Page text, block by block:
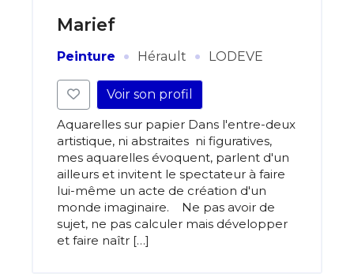
Marief
Peinture · Hérault · LODEVE
Voir son profil
Aquarelles sur papier Dans l'entre-deux
artistique, ni abstraites ni figuratives,
mes aquarelles évoquent, parlent d'un
ailleurs et invitent le spectateur à faire
lui-même un acte de création d'un
monde imaginaire. Ne pas avoir de
sujet, ne pas calculer mais développer
et faire naîtr […]